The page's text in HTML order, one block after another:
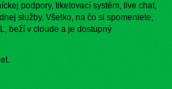
podpory, tiketovací systém, live chat,
služby. Všetko, na čo si spomeniete,
beží v cloude a je dostupný
.